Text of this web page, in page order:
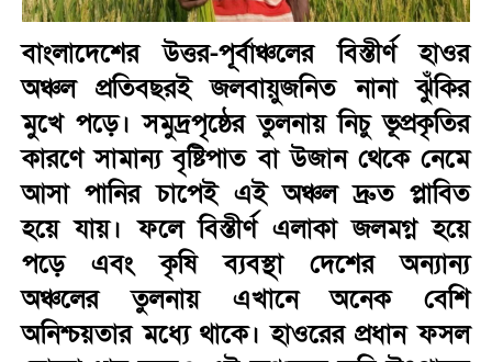
বাংলাদেশের উত্তর-পূর্বাঞ্চলের বিস্তীর্ণ হাওর
অঞ্চল প্রতিবছরই জলবায়ুজনিত নানা ঝুঁকির
মুখে পড়ে। সমুদ্রপৃষ্ঠের তুলনায় নিচু ভূপ্রকৃতির
কারণে সামান্য বৃষ্টিপাত বা উজান থেকে নেমে
আসা পানির চাপেই এই অঞ্চল দ্রুত প্লাবিত
হয়ে যায়। ফলে বিস্তীর্ণ এলাকা জলমগ্ন হয়ে
পড়ে এবং কৃষি ব্যবস্থা দেশের অন্যান্য
অঞ্চলের তুলনায় এখানে অনেক বেশি
অনিশ্চয়তার মধ্যে থাকে। হাওরের প্রধান ফসল